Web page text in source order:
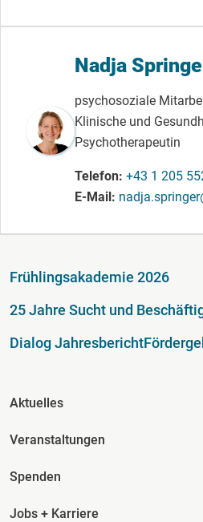
Nadja
psychosoziale
Klinische und
Psychotherapeutin
Telefon +43 1 205
E-Mail
Fußzeile
Frühlingsakademie 2026
25 Jahre Sucht und
Dialog Jahresbericht
Fusszeile Spalte 2
Aktuelles
Veranstaltungen
Spenden
Jobs + Karriere